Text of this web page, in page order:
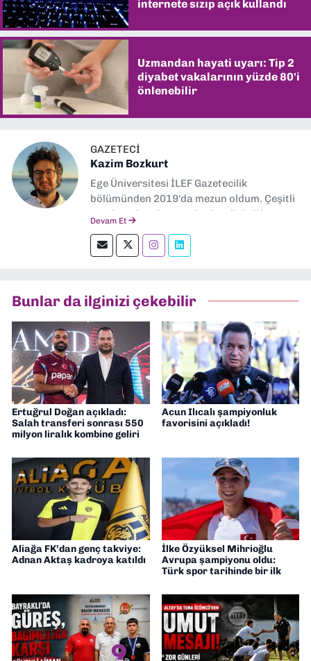
internete sızıp açık kullandı
Uzmandan hayati uyarı: Tip 2
diyabet vakalarının yüzde 80'i
önlenebilir
GAZETECI
Kazim Bozkurt
Ege Üniversitesi İLEF Gazetecilik
bölümünden 2019'da mezun oldum. Çeşitli
yerel ve ulusal gazetelerde editörlük,
okumayı severim.
Devam Et
Bunlar da ilginizi çekebilir
Ertuğrul Doğan açıkladı:
Salah transferi sonrası 550
milyon liralık kombine geliri
Acun Ilıcalı şampiyonluk
favorisini açıkladı!
Aliağa FK’dan genç takviye:
Adnan Aktaş kadroya katıldı
İlke Özyüksel Mihrioğlu
Avrupa şampiyonu oldu:
Türk spor tarihinde bir ilk